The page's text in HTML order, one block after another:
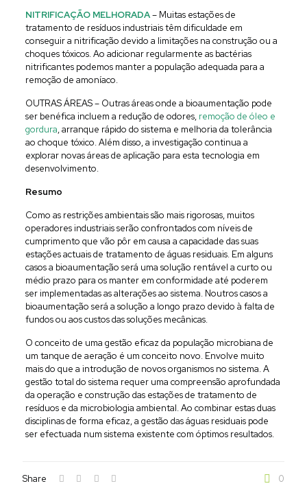
NITRIFICAÇÃO MELHORADA– Muitas estações de
tratamento de resíduos industriais têm dificuldade em
conseguir a nitrificação devido a limitações na construção ou a
choques tóxicos. Ao adicionar regularmente as bactérias
nitrificantes podemos manter a população adequada para a
remoção de amoníaco.
OUTRAS ÁREAS – Outras áreas onde a bioaumentação pode
ser benéfica incluem a redução de odores, remoção de óleo e
gordura, arranque rápido do sistema e melhoria da tolerância
ao choque tóxico. Além disso, a investigação continua a
explorar novas áreas de aplicação para esta tecnologia em
desenvolvimento.
Resumo
Como as restrições ambientais são mais rigorosas, muitos
operadores industriais serão confrontados com níveis de
cumprimento que vão pôr em causa a capacidade das suas
estações actuais de tratamento de águas residuais. Em alguns
casos a bioaumentação será uma solução rentável a curto ou
médio prazo para os manter em conformidade até poderem
ser implementadas as alterações ao sistema. Noutros casos a
bioaumentação será a solução a longo prazo devido à falta de
fundos ou aos custos das soluções mecânicas.
O conceito de uma gestão eficaz da população microbiana de
um tanque de aeração é um conceito novo. Envolve muito
mais do que a introdução de novos organismos no sistema. A
gestão total do sistema requer uma compreensão aprofundada
da operação e construção das estações de tratamento de
resíduos e da microbiologia ambiental. Ao combinar estas duas
disciplinas de forma eficaz, a gestão das águas residuais pode
ser efectuada num sistema existente com óptimos resultados.
Share 0